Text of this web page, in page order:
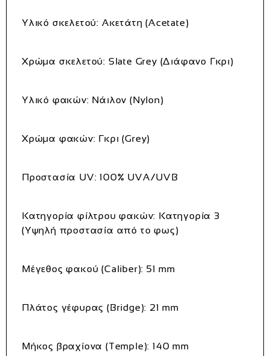
Υλικό σκελετού: Ακετάτη (Acetate)
Χρώμα σκελετού: Slate Grey (Διάφανο Γκρι)
Υλικό φακών: Νάιλον (Nylon)
Χρώμα φακών: Γκρι (Grey)
Προστασία UV: 100% UVA/UVB
Κατηγορία φίλτρου φακών: Κατηγορία 3
(Υψηλή προστασία από το φως)
Μέγεθος φακού (Caliber): 51 mm
Πλάτος γέφυρας (Bridge): 21 mm
Μήκος βραχίονα (Temple): 140 mm